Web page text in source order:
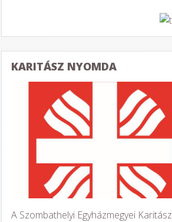
KARITÁSZ NYOMDA
A Szombathelyi Egyházmegyei Karitász